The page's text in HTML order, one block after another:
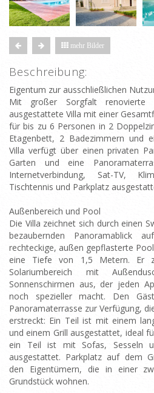
mehr Bilder
Beschreibung:
Eigentum zur ausschließlichen
Mit großer Sorgfalt
ausgestattete Villa mit einer
für bis zu 6 Personen in 2
Etagenbett, 2 Badezimmern und
Villa verfügt über einen privaten
Garten und eine
Internetverbindung, Sat-TV,
Tischtennis und Parkplatz
Außenbereich und Pool
Die Villa zeichnet sich durch einen
bezaubernden Panoramablick
rechteckige, außen gepflasterte
eine Tiefe von 1,5 Metern. Er
Solariumbereich mit
Sonnenschirmen aus, der jeden
noch spezieller macht. Den
Panoramaterrasse zur Verfügung,
erstreckt: Ein Teil ist mit einem
und einem Grill ausgestattet, ideal
ein Teil ist mit Sofas, Sesseln
ausgestattet. Parkplatz auf dem
den Eigentümern, die in einer
Grundstück wohnen.